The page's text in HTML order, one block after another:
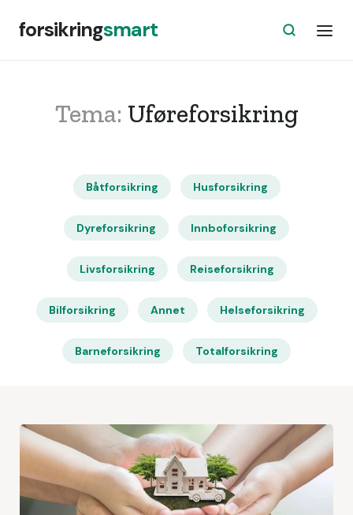
forsikringsmart
Tema: Uføreforsikring
Båtforsikring Husforsikring
Dyreforsikring Innboforsikring
Livsforsikring Reiseforsikring
Bilforsikring Annet Helseforsikring
Barneforsikring Totalforsikring